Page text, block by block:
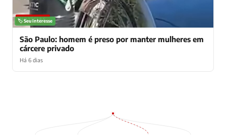
NOTÍCIAS
🏷️ Seu interesse
São Paulo: homem é preso por manter mulheres em
cárcere privado
Há 6 dias